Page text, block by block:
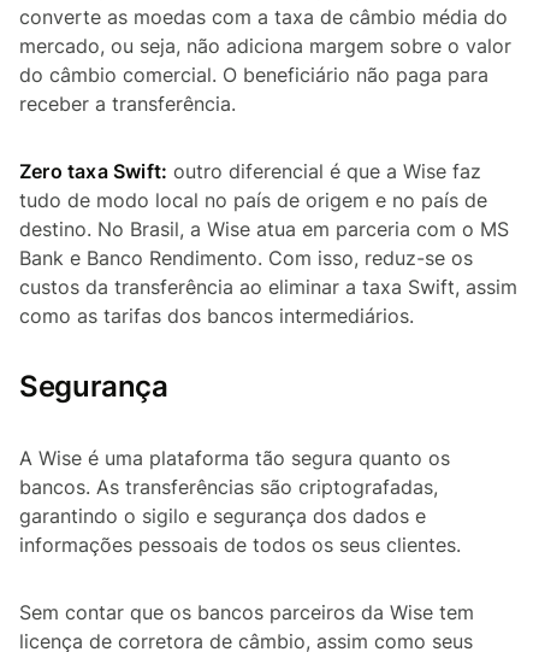
converte as moedas com a taxa de câmbio média do
mercado, ou seja, não adiciona margem sobre o valor
do câmbio comercial. O beneficiário não paga para
receber a transferência.
Zero taxa Swift: outro diferencial é que a Wise faz
tudo de modo local no país de origem e no país de
destino. No Brasil, a Wise atua em parceria com o MS
Bank e Banco Rendimento. Com isso, reduz-se os
custos da transferência ao eliminar a taxa Swift, assim
como as tarifas dos bancos intermediários.
Segurança
A Wise é uma plataforma tão segura quanto os
bancos. As transferências são criptografadas,
garantindo o sigilo e segurança dos dados e
informações pessoais de todos os seus clientes.
Sem contar que os bancos parceiros da Wise tem
licença de corretora de câmbio, assim como seus